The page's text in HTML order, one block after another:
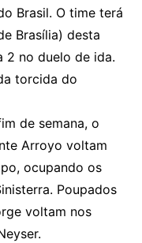
Brasil. O time terá
Brasília) desta
2 no duelo de ida.
torcida do
de semana, o
Arroyo voltam
ocupando os
Poupados
voltam nos